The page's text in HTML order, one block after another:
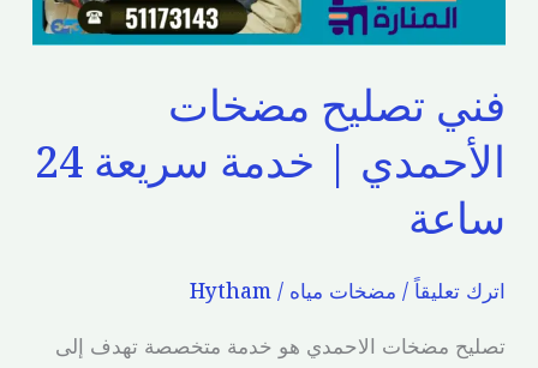
فني تصليح مضخات
الأحمدي | خدمة سريعة 24
ساعة
اترك تعليقاً / مضخات مياه /
Hytham
تصليح مضخات الاحمدي هو خدمة متخصصة تهدف إلى
سريعة
ساعة